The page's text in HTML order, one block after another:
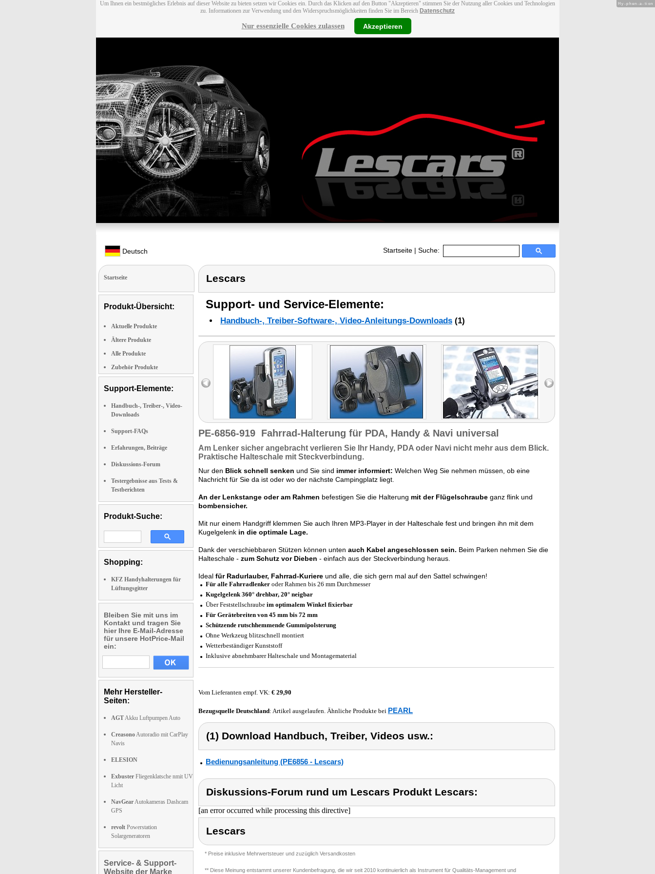
Um Ihnen ein bestmögliches Erlebnis auf dieser Website zu bieten setzen wir Cookies ein. Durch das Klicken auf den Button "Akzeptieren" stimmen Sie der Nutzung aller Cookies und Technologien
zu. Informationen zur Verwendung und den Widerspruchsmöglichkeiten finden Sie im Bereich Datenschutz
Nur essenzielle Cookies zulassen Akzeptieren
Deutsch Startseite | Suche:
Startseite
Produkt-Übersicht:
Aktuelle Produkte
Ältere Produkte
Alle Produkte
Zubehör Produkte
Support-Elemente:
Handbuch-, Treiber-, Video-
Downloads
Support-FAQs
Erfahrungen, Beiträge
Diskussions-Forum
Testergebnisse aus Tests &
Testberichten
Produkt-Suche:
Shopping:
KFZ Handyhalterungen für
Lüftungsgitter
Bleiben Sie mit uns im
Kontakt und tragen Sie
hier Ihre E-Mail-Adresse
für unsere HotPrice-Mail
ein:
Mehr Hersteller-
Seiten:
AGTAkku Luftpumpen Auto
CreasonoAutoradio mit CarPlay
Navis
ELESION
Exbuster Fliegenklatsche nmit UV
Licht
NavGearAutokameras Dashcam
GPS
revolt Powerstation
Solargeneratoren
Service- & Support-
Website der Marke
Lescars
Support- und Service-Elemente:
Handbuch-, Treiber-Software-, Video-Anleitungs-Downloads (1)
PE-6856-919 Fahrrad-Halterung für PDA, Handy & Navi universal
Am Lenker sicher angebracht verlieren Sie Ihr Handy, PDA oder Navi nicht mehr aus dem Blick.
Praktische Halteschale mit Steckverbindung.
Nur den Blick schnell senken und Sie sind immer informiert: Welchen Weg Sie nehmen müssen, ob eine
Nachricht für Sie da ist oder wo der nächste Campingplatz liegt.
An der Lenkstange oder am Rahmen befestigen Sie die Halterung mit der Flügelschraube ganz flink und
bombensicher.
Mit nur einem Handgriff klemmen Sie auch Ihren MP3-Player in der Halteschale fest und bringen ihn mit dem
Kugelgelenk in die optimale Lage.
Dank der verschiebbaren Stützen können unten auch Kabel angeschlossen sein. Beim Parken nehmen Sie die
Halteschale - zum Schutz vor Dieben - einfach aus der Steckverbindung heraus.
Ideal für Radurlauber, Fahrrad-Kuriere und alle, die sich gern mal auf den Sattel schwingen!
Für alle Fahrradlenker oder Rahmen bis 26 mm Durchmesser
Kugelgelenk 360° drehbar, 20° neigbar
Über Feststellschraube im optimalem Winkel fixierbar
Für Gerätebreiten von 45 mm bis 72 mm
Schützende rutschhemmende Gummipolsterung
Ohne Werkzeug blitzschnell montiert
Wetterbeständiger Kunststoff
Inklusive abnehmbarer Halteschale und Montagematerial
Vom Lieferanten empf. VK: € 29,90
Bezugsquelle Deutschland: Artikel ausgelaufen. Ähnliche Produkte bei PEARL
(1) Download Handbuch, Treiber, Videos usw.:
Bedienungsanleitung (PE6856 - Lescars)
Diskussions-Forum rund um Lescars Produkt Lescars:
[an error occurred while processing this directive]
Lescars
* Preise inklusive Mehrwertsteuer und zuzüglich Versandkosten
** Diese Meinung entstammt unserer Kundenbefragung, die wir seit 2010 kontinuierlich als Instrument für Qualitäts-Management und
Hy-phen-a-tion